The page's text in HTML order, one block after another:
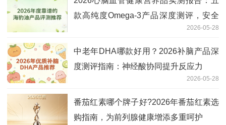
款高纯度Omega-3产品深度测评，安全
2026-05-28
中老年DHA哪款好用？2026补脑产品深
度测评指南：神经酸协同提升反应力
2026-05-28
番茄红素哪个牌子好?2026年番茄红素选
购指南，为前列腺健康增添多重呵护